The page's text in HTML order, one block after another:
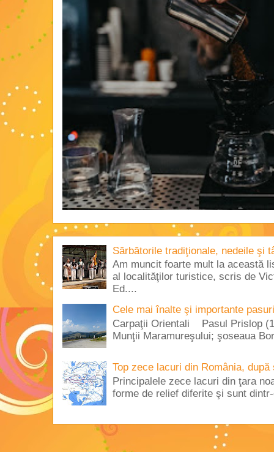
Sărbătorile tradiţionale, nedeile şi
Am muncit foarte mult la această
al localităţilor turistice, scris de
Ed....
Cele mai înalte şi importante
Carpaţii Orientali Pasul Prislop
Munţii Maramureşului; şoseaua
Top zece lacuri din România, după
Principalele zece lacuri din ţara
forme de relief diferite şi sunt